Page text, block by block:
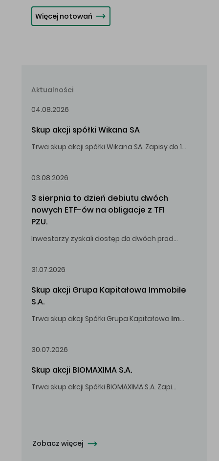
Więcej notowań
Aktualności
04.08.2026
Skup akcji spółki Wikana SA
Trwa skup akcji spółki Wikana SA. Zapisy do 14.08.2026 r. do godz. 16.00.
03.08.2026
3 sierpnia to dzień debiutu dwóch
nowych ETF-ów na obligacje z TFI
PZU.
Inwestorzy zyskali dostęp do dwóch produktów umożliwiających inwestowanie w obligacje skarbowe.
31.07.2026
Skup akcji Grupa Kapitałowa Immobile
S.A.
Trwa skup akcji Spółki Grupa Kapitałowa Immobile
30.07.2026
Skup akcji BIOMAXIMA S.A.
Trwa skup akcji Spółki BIOMAXIMA S.A. Zapisy do 4 sierpnia 2026 r. do godz. 16.00.
Zobacz więcej